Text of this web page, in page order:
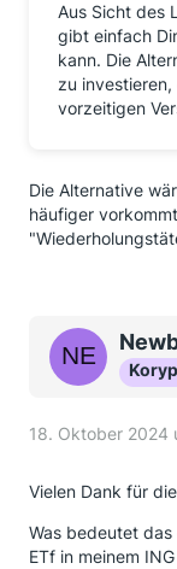
Aus Sicht des
gibt einfach
kann. Die
zu
vorzeitigen
Die Alternative
häufiger
18. Oktober 2024
Vielen Dank für
Was bedeutet
ETf in meinem